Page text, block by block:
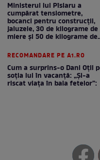
Ministerul lui Pîslaru a
cumpărat tensiometre,
bocanci pentru construcții,
jaluzele, 30 de kilograme de
miere și 50 de kilograme de
RECOMANDARE PE A1.RO
Cum a surprins-o Dani Oțil
soția lui în vacanță: „Și-a
riscat viața în baia fetelor”: